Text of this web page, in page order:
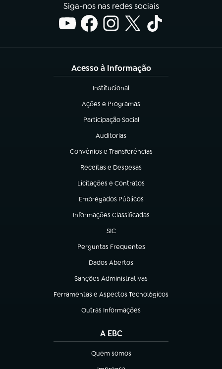
Siga-nos nas redes sociais
Acesso à Informação
Institucional
(abre em nova aba)
Ações e Programas
(abre em nova aba)
Participação Social
(abre em nova aba)
Auditorias
(abre em nova aba)
Convênios e Transferências
(abre em nova aba)
Receitas e Despesas
(abre em nova aba)
Licitações e Contratos
(abre em nova aba)
Empregados Públicos
(abre em nova aba)
Informações Classificadas
(abre em nova aba)
SIC
(abre em nova aba)
Perguntas Frequentes
(abre em nova aba)
Dados Abertos
(abre em nova aba)
Sanções Administrativas
(abre em nova aba)
Ferramentas e Aspectos Tecnológicos
(abre em nova aba)
Outras Informações
(abre em nova aba)
A EBC
Quem somos
(abre em nova aba)